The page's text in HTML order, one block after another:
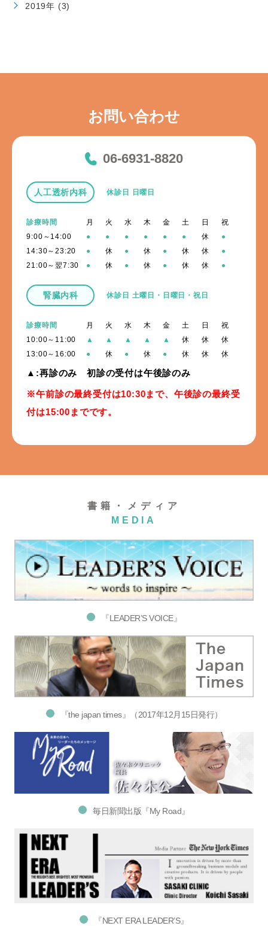
2019年 (3)
お問い合わせ
06-6931-8820
人工透析内科 休診日 日曜日
診療時間 月 火 水 木 金 土 日
祝
9:00～14:00
● ● ● ● ● ● 休
●
14:30～23:20
● 休 ● 休 ● 休 休
●
21:00～翌7:30
● 休 ● 休 ● 休 休 ●
腎臓内科 休診日 土曜日・日曜日・祝日
診療時間 月 火 水 木 金 土 日
祝
10:00～11:00
▲ ▲ ▲ ▲ ▲ 休 休
休
13:00～16:00
● 休 ● 休 ● 休 休 休
▲:再診のみ 初診の受付は午後診のみ
※午前診の最終受付は10:30まで、午後診の最終受
付は15:00までです。
書籍・メディア
MEDIA
『LEADER’S VOICE』
『the japan times』（2017年12月15日発行）
毎日新聞出版『My Road』
『NEXT ERA LEADER’S』